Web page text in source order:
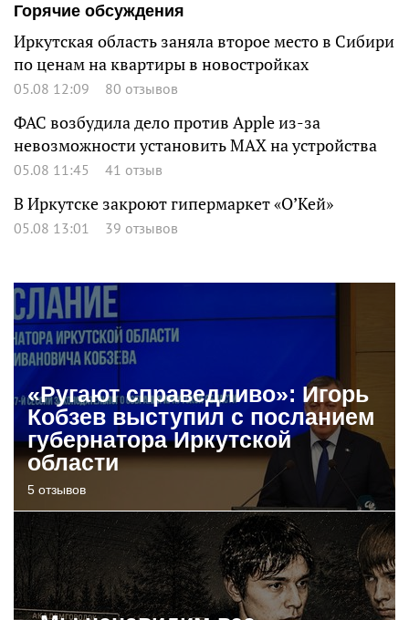
Горячие обсуждения
Иркутская область заняла второе место в Сибири
по ценам на квартиры в новостройках
05.08 12:09 80 отзывов
ФАС возбудила дело против Apple из-за
невозможности установить MAX на устройства
05.08 11:45 41 отзыв
В Иркутске закроют гипермаркет «О’Кей»
05.08 13:01 39 отзывов
«Ругают справедливо»: Игорь
Кобзев выступил с посланием
губернатора Иркутской
области
5 отзывов